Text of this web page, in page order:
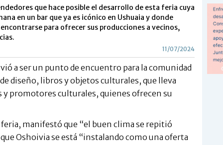
que hace posible el desarrollo de esta feria cuya
en un bar que ya es icónico en Ushuaia y donde
para ofrecer sus producciones a vecinos,
11/07/2024
a ser un punto de encuentro para la comunidad
diseño, libros y objetos culturales, que lleva
promotores culturales, quienes ofrecen su
manifestó que “el buen clima se repitió
Oshoivia se está “instalando como una oferta